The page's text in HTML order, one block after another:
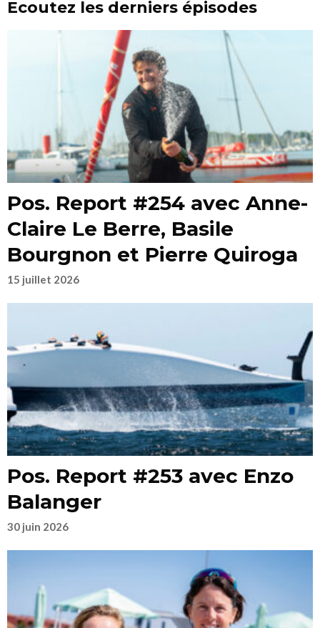
Ecoutez les derniers épisodes
Pos. Report #254 avec Anne-
Claire Le Berre, Basile
Bourgnon et Pierre Quiroga
15 juillet 2026
Pos. Report #253 avec Enzo
Balanger
30 juin 2026